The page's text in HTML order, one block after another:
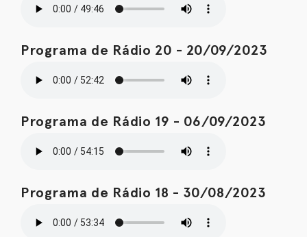
Programa de Rádio 20 - 20/09/2023
Programa de Rádio 19 - 06/09/2023
Programa de Rádio 18 - 30/08/2023